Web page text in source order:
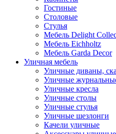
Гостиные
Столовые
Стулья
Мебель Delight
Мебель Eichholtz
Мебель Garda Decor
Уличная мебель
Уличные диваны,
Уличные
Уличные кресла
Уличные столы
Уличные стулья
Уличные шезлонги
Качели уличные